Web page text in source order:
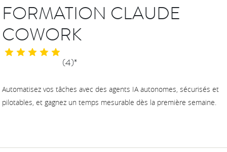
FORMATION CLAUDE
COWORK
(4)*
Automatisez vos tâches avec des agents IA autonomes, sécurisés et
pilotables, et gagnez un temps mesurable dès la première semaine.